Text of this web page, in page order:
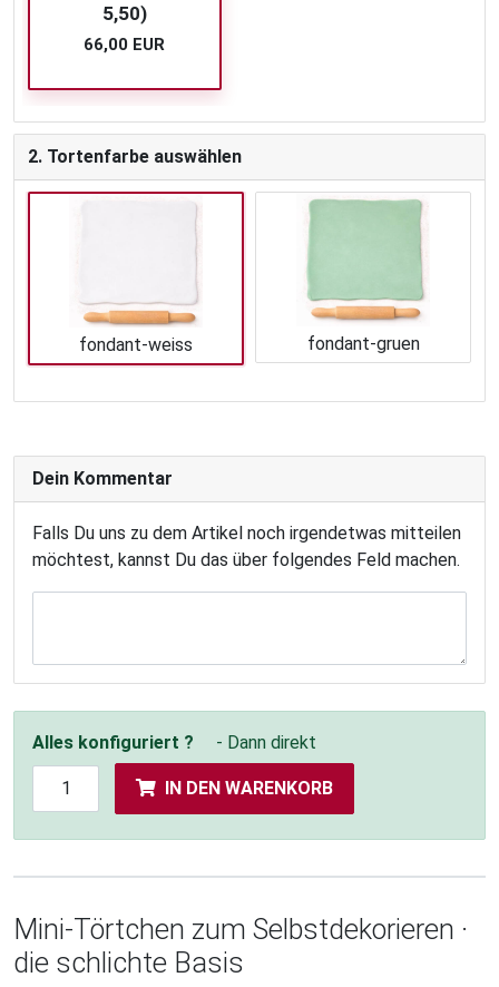
5,50)
66,00 EUR
2. Tortenfarbe auswählen
fondant-weiss fondant-gruen
Dein Kommentar
Falls Du uns zu dem Artikel noch irgendetwas mitteilen
möchtest, kannst Du das über folgendes Feld machen.
Alles konfiguriert ? - Dann direkt
IN DEN WARENKORB
Mini-Törtchen zum Selbstdekorieren ·
die schlichte Basis